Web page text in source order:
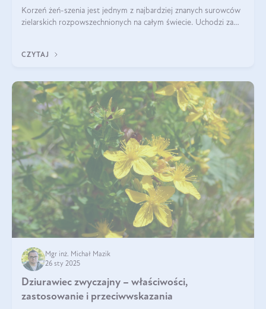
Korzeń żeń-szenia jest jednym z najbardziej znanych surowców
zielarskich rozpowszechnionych na całym świecie. Uchodzi za
CZYTAJ
Mgr inż. Michał Mazik
26 sty 2025
Dziurawiec zwyczajny – właściwości,
zastosowanie i przeciwwskazania